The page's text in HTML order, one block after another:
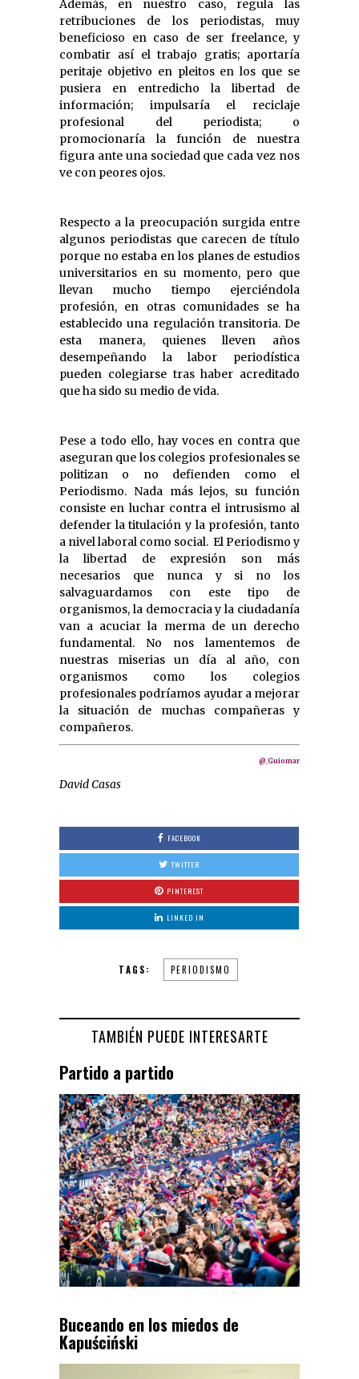
Además, en nuestro caso, regula las
retribuciones de los periodistas, muy
beneficioso en caso de ser freelance, y
combatir así el trabajo gratis; aportaría
peritaje objetivo en pleitos en los que se
pusiera en entredicho la libertad de
información; impulsaría el reciclaje
profesional del periodista; o
promocionaría la función de nuestra
figura ante una sociedad que cada vez nos
ve con peores ojos.
Respecto a la preocupación surgida entre
algunos periodistas que carecen de título
porque no estaba en los planes de estudios
universitarios en su momento, pero que
llevan mucho tiempo ejerciéndola
profesión, en otras comunidades se ha
establecido una regulación transitoria. De
esta manera, quienes lleven años
desempeñando la labor periodística
pueden colegiarse tras haber acreditado
que ha sido su medio de vida.
Pese a todo ello, hay voces en contra que
aseguran que los colegios profesionales se
politizan o no defienden como el
Periodismo. Nada más lejos, su función
consiste en luchar contra el intrusismo al
defender la titulación y la profesión, tanto
a nivel laboral como social. El Periodismo y
la libertad de expresión son más
necesarios que nunca y si no los
salvaguardamos con este tipo de
organismos, la democracia y la ciudadanía
van a acuciar la merma de un derecho
fundamental. No nos lamentemos de
nuestras miserias un día al año, con
organismos como los colegios
profesionales podríamos ayudar a mejorar
la situación de muchas compañeras y
compañeros.
@_Guiomar
David Casas
FACEBOOK
TWITTER
PINTEREST
LINKED IN
TAGS: PERIODISMO
TAMBIÉN PUEDE INTERESARTE
Partido a partido
Buceando en los miedos de
Kapuściński